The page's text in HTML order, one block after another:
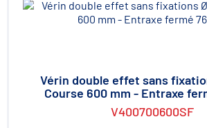
Vérin double effet sans
Course 600 mm - Entraxe
V400700600SF